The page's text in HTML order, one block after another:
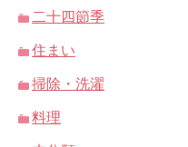
二十四節季
住まい
掃除・洗濯
料理